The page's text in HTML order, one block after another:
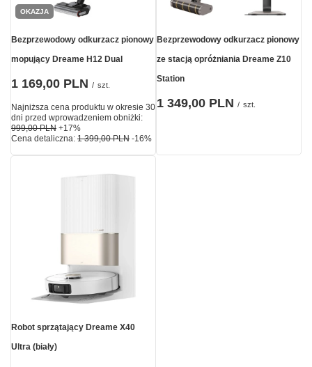
OKAZJA
Bezprzewodowy odkurzacz pionowy
mopujący Dreame H12 Dual
1 169,00 PLN / szt.
Najniższa cena produktu w okresie 30
dni przed wprowadzeniem obniżki:
999,00 PLN +17%
Cena detaliczna: 1 399,00 PLN -16%
Bezprzewodowy odkurzacz pionowy
ze stacją opróżniania Dreame Z10
Station
1 349,00 PLN / szt.
Robot sprzątający Dreame X40
Ultra (biały)